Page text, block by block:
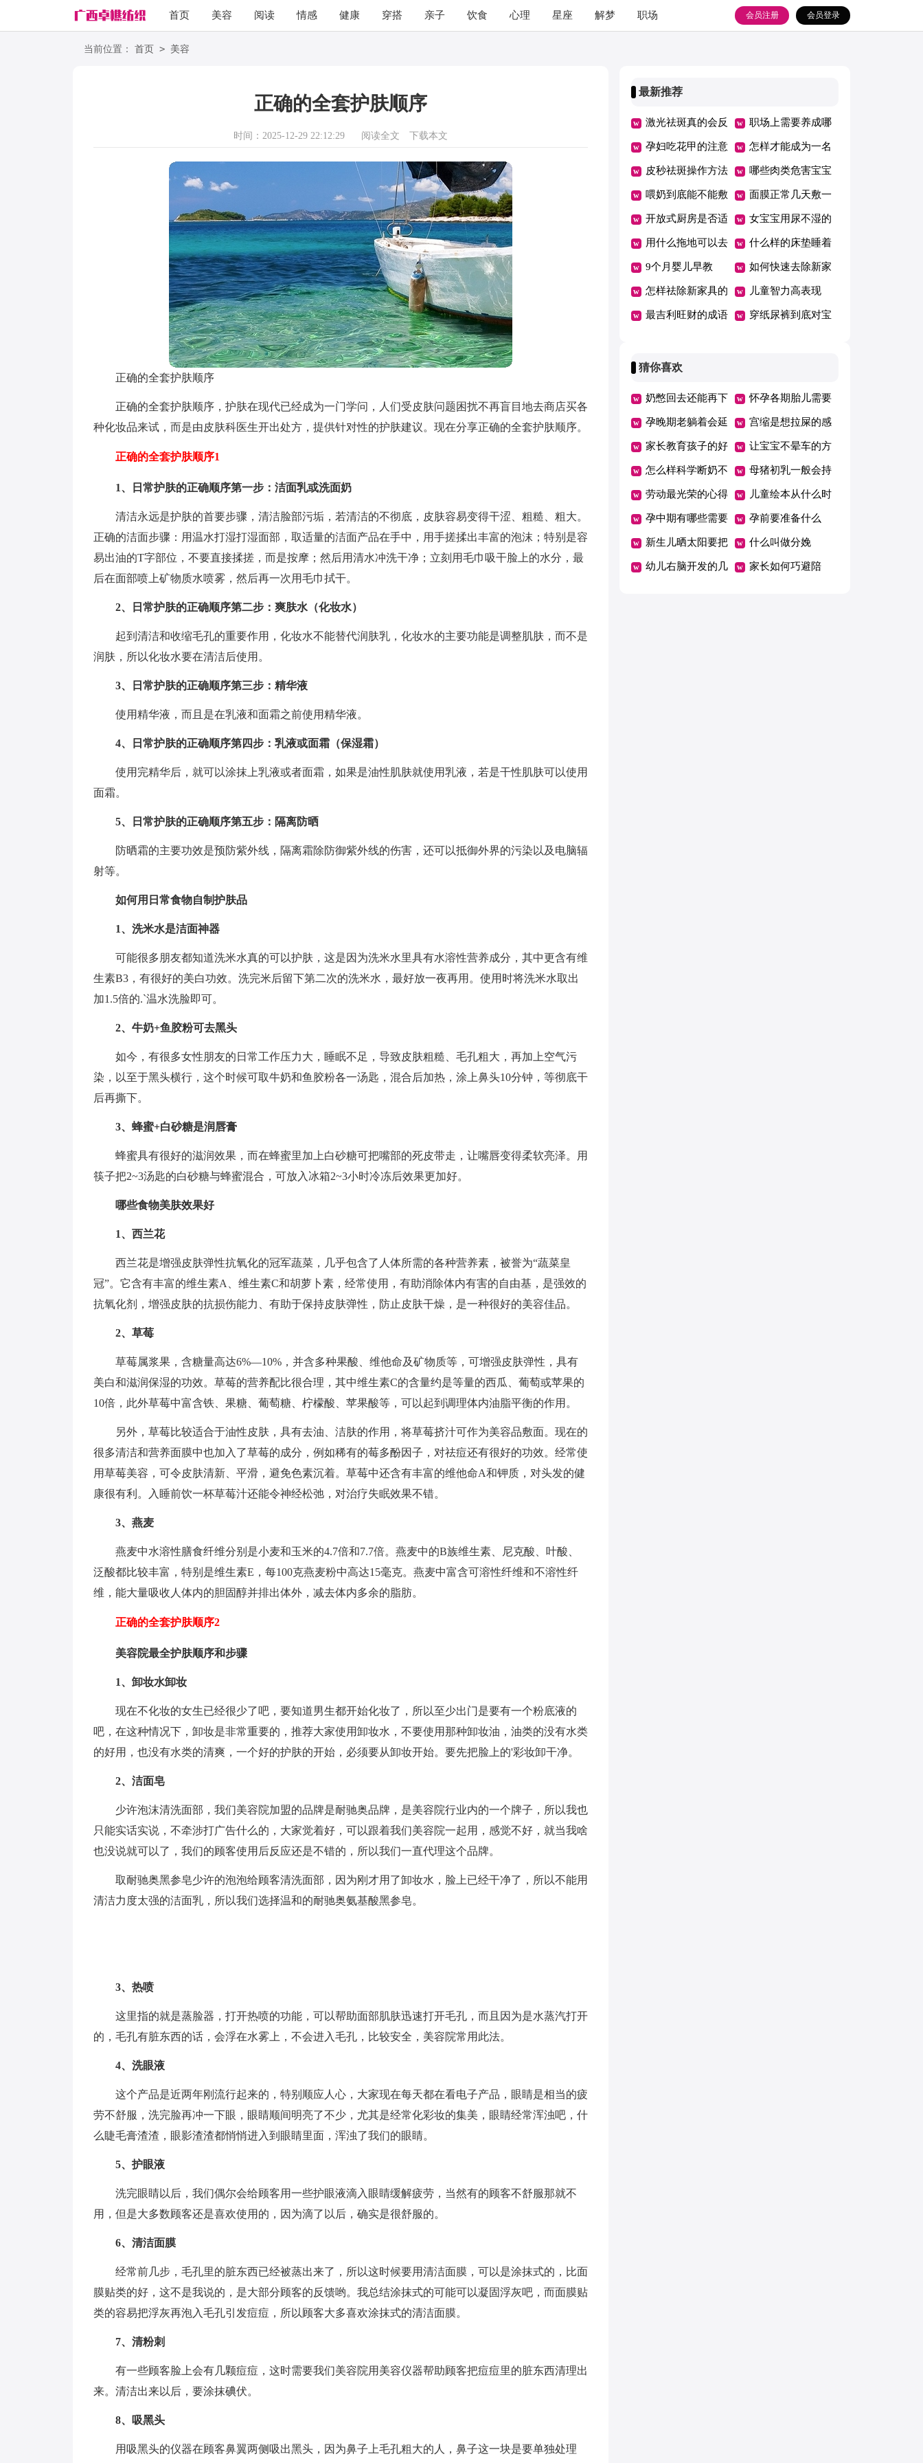
首页 美容 阅读 情感 健康 穿搭 亲子 饮食 心理 星座 解梦 职场
励志
会员登录
会员注册
当前位置： 首页 > 美容
正确的全套护肤顺序
时间：2025-12-29 22:12:29 阅读全文 下载本文
正确的全套护肤顺序
正确的全套护肤顺序，护肤在现代已经成为一门学问，人们受皮肤问题困扰不再盲目地去商店买各
种化妆品来试，而是由皮肤科医生开出处方，提供针对性的护肤建议。现在分享正确的全套护肤顺序。
正确的全套护肤顺序1
1、日常护肤的正确顺序第一步：洁面乳或洗面奶
清洁永远是护肤的首要步骤，清洁脸部污垢，若清洁的不彻底，皮肤容易变得干涩、粗糙、粗大。
正确的洁面步骤：用温水打湿打湿面部，取适量的洁面产品在手中，用手搓揉出丰富的泡沫；特别是容
易出油的T字部位，不要直接揉搓，而是按摩；然后用清水冲洗干净；立刻用毛巾吸干脸上的水分，最
后在面部喷上矿物质水喷雾，然后再一次用毛巾拭干。
2、日常护肤的正确顺序第二步：爽肤水（化妆水）
起到清洁和收缩毛孔的重要作用，化妆水不能替代润肤乳，化妆水的主要功能是调整肌肤，而不是
润肤，所以化妆水要在清洁后使用。
3、日常护肤的正确顺序第三步：精华液
使用精华液，而且是在乳液和面霜之前使用精华液。
4、日常护肤的正确顺序第四步：乳液或面霜（保湿霜）
使用完精华后，就可以涂抹上乳液或者面霜，如果是油性肌肤就使用乳液，若是干性肌肤可以使用
面霜。
5、日常护肤的正确顺序第五步：隔离防晒
防晒霜的主要功效是预防紫外线，隔离霜除防御紫外线的伤害，还可以抵御外界的污染以及电脑辐
射等。
如何用日常食物自制护肤品
1、洗米水是洁面神器
可能很多朋友都知道洗米水真的可以护肤，这是因为洗米水里具有水溶性营养成分，其中更含有维
生素B3，有很好的美白功效。洗完米后留下第二次的洗米水，最好放一夜再用。使用时将洗米水取出
加1.5倍的.`温水洗脸即可。
2、牛奶+鱼胶粉可去黑头
如今，有很多女性朋友的日常工作压力大，睡眠不足，导致皮肤粗糙、毛孔粗大，再加上空气污
染，以至于黑头横行，这个时候可取牛奶和鱼胶粉各一汤匙，混合后加热，涂上鼻头10分钟，等彻底干
后再撕下。
3、蜂蜜+白砂糖是润唇膏
蜂蜜具有很好的滋润效果，而在蜂蜜里加上白砂糖可把嘴部的死皮带走，让嘴唇变得柔软亮泽。用
筷子把2~3汤匙的白砂糖与蜂蜜混合，可放入冰箱2~3小时冷冻后效果更加好。
哪些食物美肤效果好
1、西兰花
西兰花是增强皮肤弹性抗氧化的冠军蔬菜，几乎包含了人体所需的各种营养素，被誉为“蔬菜皇
冠”。它含有丰富的维生素A、维生素C和胡萝卜素，经常使用，有助消除体内有害的自由基，是强效的
抗氧化剂，增强皮肤的抗损伤能力、有助于保持皮肤弹性，防止皮肤干燥，是一种很好的美容佳品。
2、草莓
草莓属浆果，含糖量高达6%—10%，并含多种果酸、维他命及矿物质等，可增强皮肤弹性，具有
美白和滋润保湿的功效。草莓的营养配比很合理，其中维生素C的含量约是等量的西瓜、葡萄或苹果的
10倍，此外草莓中富含铁、果糖、葡萄糖、柠檬酸、苹果酸等，可以起到调理体内油脂平衡的作用。
另外，草莓比较适合于油性皮肤，具有去油、洁肤的作用，将草莓挤汁可作为美容品敷面。现在的
很多清洁和营养面膜中也加入了草莓的成分，例如稀有的莓多酚因子，对祛痘还有很好的功效。经常使
用草莓美容，可令皮肤清新、平滑，避免色素沉着。草莓中还含有丰富的维他命A和钾质，对头发的健
康很有利。入睡前饮一杯草莓汁还能令神经松弛，对治疗失眠效果不错。
3、燕麦
燕麦中水溶性膳食纤维分别是小麦和玉米的4.7倍和7.7倍。燕麦中的B族维生素、尼克酸、叶酸、
泛酸都比较丰富，特别是维生素E，每100克燕麦粉中高达15毫克。燕麦中富含可溶性纤维和不溶性纤
维，能大量吸收人体内的胆固醇并排出体外，减去体内多余的脂肪。
正确的全套护肤顺序2
美容院最全护肤顺序和步骤
1、卸妆水卸妆
现在不化妆的女生已经很少了吧，要知道男生都开始化妆了，所以至少出门是要有一个粉底液的
吧，在这种情况下，卸妆是非常重要的，推荐大家使用卸妆水，不要使用那种卸妆油，油类的没有水类
的好用，也没有水类的清爽，一个好的护肤的开始，必须要从卸妆开始。要先把脸上的'彩妆卸干净。
2、洁面皂
少许泡沫清洗面部，我们美容院加盟的品牌是耐驰奥品牌，是美容院行业内的一个牌子，所以我也
只能实话实说，不牵涉打广告什么的，大家觉着好，可以跟着我们美容院一起用，感觉不好，就当我啥
也没说就可以了，我们的顾客使用后反应还是不错的，所以我们一直代理这个品牌。
取耐驰奥黑参皂少许的泡泡给顾客清洗面部，因为刚才用了卸妆水，脸上已经干净了，所以不能用
清洁力度太强的洁面乳，所以我们选择温和的耐驰奥氨基酸黑参皂。
3、热喷
这里指的就是蒸脸器，打开热喷的功能，可以帮助面部肌肤迅速打开毛孔，而且因为是水蒸汽打开
的，毛孔有脏东西的话，会浮在水雾上，不会进入毛孔，比较安全，美容院常用此法。
4、洗眼液
这个产品是近两年刚流行起来的，特别顺应人心，大家现在每天都在看电子产品，眼睛是相当的疲
劳不舒服，洗完脸再冲一下眼，眼睛顺间明亮了不少，尤其是经常化彩妆的集美，眼睛经常浑浊吧，什
么睫毛膏渣渣，眼影渣渣都悄悄进入到眼睛里面，浑浊了我们的眼睛。
5、护眼液
洗完眼睛以后，我们偶尔会给顾客用一些护眼液滴入眼睛缓解疲劳，当然有的顾客不舒服那就不
用，但是大多数顾客还是喜欢使用的，因为滴了以后，确实是很舒服的。
6、清洁面膜
经常前几步，毛孔里的脏东西已经被蒸出来了，所以这时候要用清洁面膜，可以是涂抹式的，比面
膜贴类的好，这不是我说的，是大部分顾客的反馈哟。我总结涂抹式的可能可以凝固浮灰吧，而面膜贴
类的容易把浮灰再泡入毛孔引发痘痘，所以顾客大多喜欢涂抹式的清洁面膜。
7、清粉刺
有一些顾客脸上会有几颗痘痘，这时需要我们美容院用美容仪器帮助顾客把痘痘里的脏东西清理出
来。清洁出来以后，要涂抹碘伏。
8、吸黑头
用吸黑头的仪器在顾客鼻翼两侧吸出黑头，因为鼻子上毛孔粗大的人，鼻子这一块是要单独处理
最新推荐
激光祛斑真的会反
弹吗
职场上需要养成哪
些良好习惯
孕妇吃花甲的注意
事项
怎样才能成为一名
优秀员工
皮秒祛斑操作方法 哪些肉类危害宝宝
健康
喂奶到底能不能敷
面膜
面膜正常几天敷一
次
开放式厨房是否适
合你家
女宝宝用尿不湿的
危害
用什么拖地可以去
油污
什么样的床垫睡着
舒服健康
9个月婴儿早教 如何快速去除新家
具甲醛
怎样祛除新家具的
甲醛
儿童智力高表现
最吉利旺财的成语 穿纸尿裤到底对宝
猜你喜欢
奶憋回去还能再下
来吗
怀孕各期胎儿需要
的营养
孕晚期老躺着会延
期吗
宫缩是想拉屎的感
觉吗
家长教育孩子的好
方法总结一年级
让宝宝不晕车的方
法
怎么样科学断奶不
坑娃
母猪初乳一般会持
续几天
劳动最光荣的心得
体会范文（精选5
篇）
儿童绘本从什么时
候开始看有哪些好
处
孕中期有哪些需要
注意的事项
孕前要准备什么
新生儿晒太阳要把
衣服脱了吗
什么叫做分娩
幼儿右脑开发的几 家长如何巧避陪